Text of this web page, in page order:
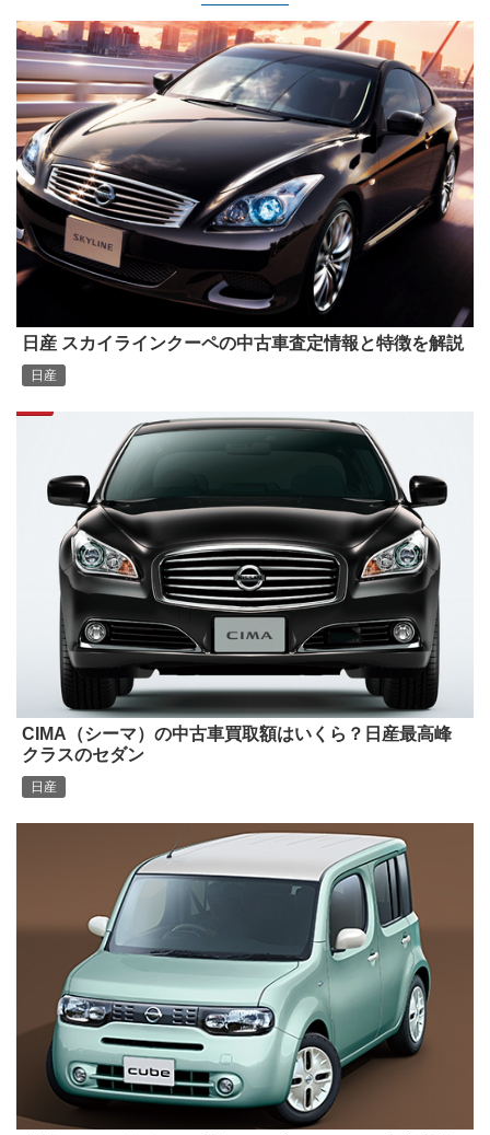
日産 スカイラインクーペの中古車査定情報と特徴を解説
日産
CIMA（シーマ）の中古車買取額はいくら？日産最高峰
クラスのセダン
日産